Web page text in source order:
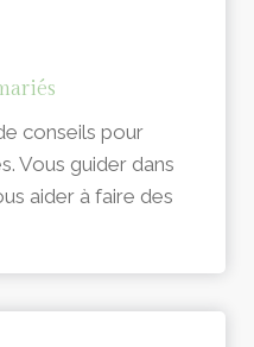
conseils pour
Vous guider dans
aider à faire des